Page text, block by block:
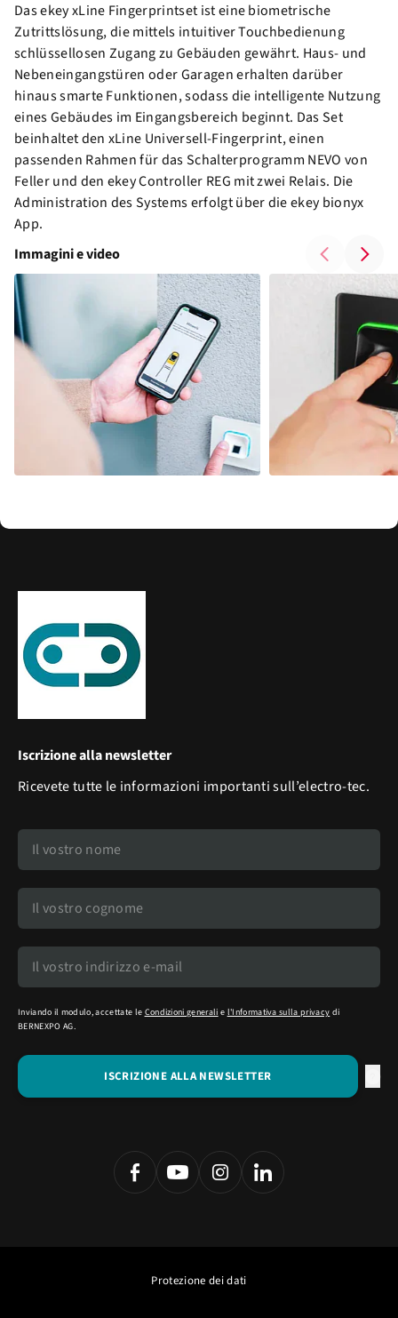
Das ekey xLine Fingerprintset ist eine biometrische
Zutrittslösung, die mittels intuitiver Touchbedienung
schlüssellosen Zugang zu Gebäuden gewährt. Haus- und
Nebeneingangstüren oder Garagen erhalten darüber
hinaus smarte Funktionen, sodass die intelligente Nutzung
eines Gebäudes im Eingangsbereich beginnt. Das Set
beinhaltet den xLine Universell-Fingerprint, einen
passenden Rahmen für das Schalterprogramm NEVO von
Feller und den ekey Controller REG mit zwei Relais. Die
Administration des Systems erfolgt über die ekey bionyx
App.
Immagini e video
Iscrizione alla newsletter
Ricevete tutte le informazioni importanti sull’electro-tec.
Inviando il modulo, accettate le Condizioni generali e l'Informativa sulla privacy di
BERNEXPO AG.
Protezione dei dati